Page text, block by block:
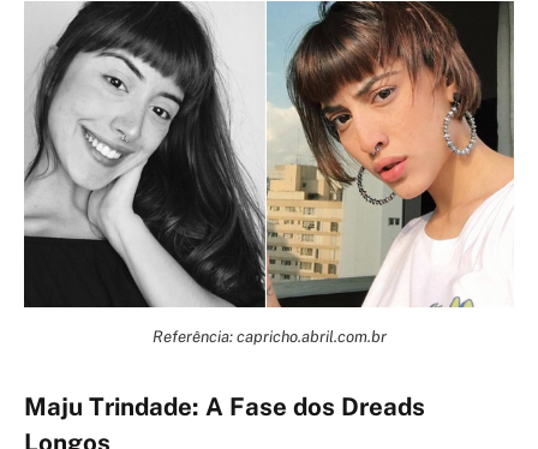
Referência: capricho.abril.com.br
Maju Trindade: A Fase dos Dreads
Longos